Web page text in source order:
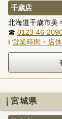
千歳店
北海道千歳市美
☎ 0123-46-
ℹ 営業時間・店
宮城県